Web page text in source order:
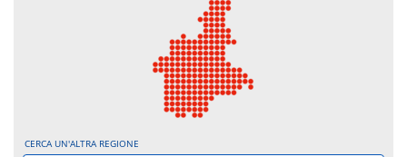
CERCA UN'ALTRA REGIONE